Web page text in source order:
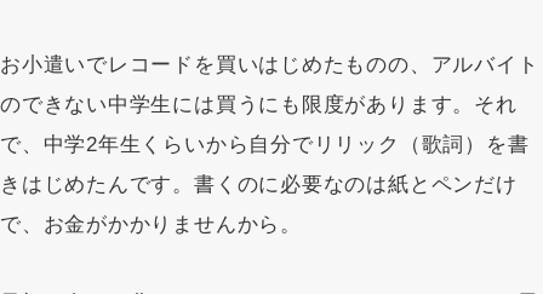
お小遣いでレコードを買いはじめたものの、アルバイト
のできない中学生には買うにも限度があります。それ
で、中学2年生くらいから自分でリリック（歌詞）を書
きはじめたんです。書くのに必要なのは紙とペンだけ
で、お金がかかりませんから。